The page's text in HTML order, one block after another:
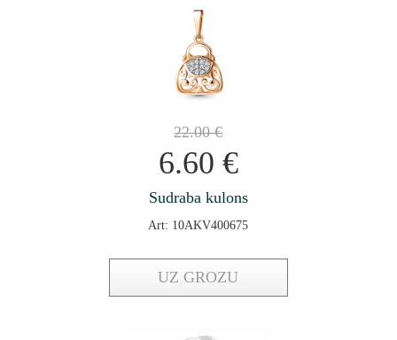
22.00€
6.60 €
Sudraba kulons
Art: 10AKV400675
UZ GROZU